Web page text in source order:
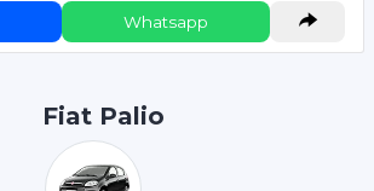
Whatsapp
Fiat Palio